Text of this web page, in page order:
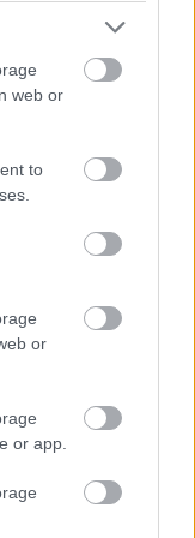
web or
to
or
or app.
teljesített az
másodperces
valamennyit
50 másodperc
még, de
ahogy a 100-at
20 kör, ez